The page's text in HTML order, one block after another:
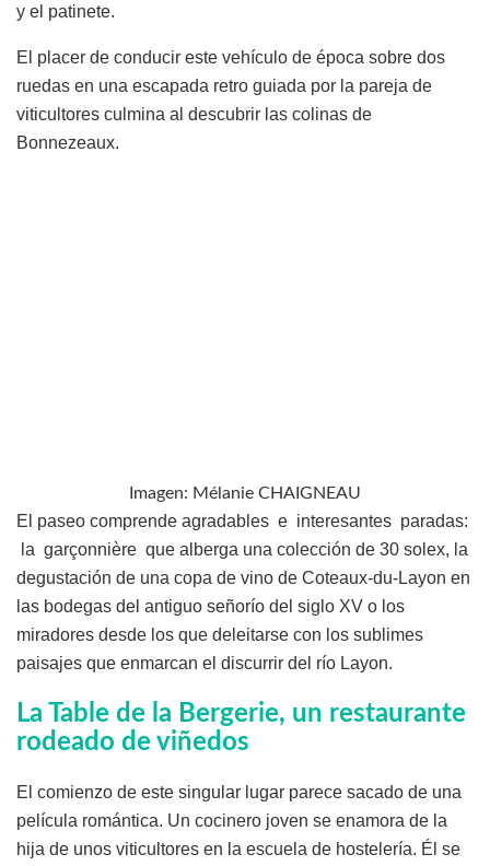
y el patinete.
El placer de conducir este vehículo de época sobre dos
ruedas en una escapada retro guiada por la pareja de
viticultores culmina al descubrir las colinas de
Bonnezeaux.
Imagen: Mélanie CHAIGNEAU
El paseo comprende agradables e interesantes paradas:
la garçonnière que alberga una colección de 30 solex, la
degustación de una copa de vino de Coteaux-du-Layon en
las bodegas del antiguo señorío del siglo XV o los
miradores desde los que deleitarse con los sublimes
paisajes que enmarcan el discurrir del río Layon.
La Table de la Bergerie, un restaurante
rodeado de viñedos
El comienzo de este singular lugar parece sacado de una
película romántica. Un cocinero joven se enamora de la
hija de unos viticultores en la escuela de hostelería. Él se